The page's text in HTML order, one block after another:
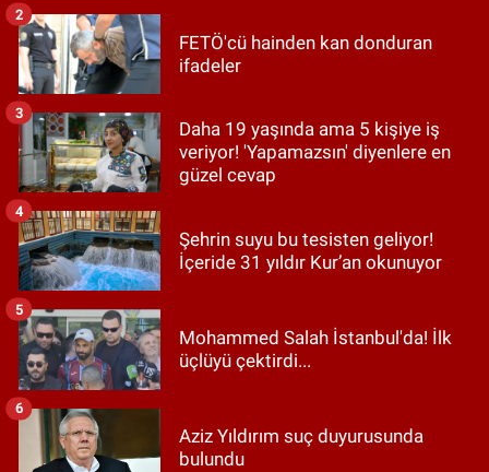
FETÖ'cü hainden kan donduran
ifadeler
2
Daha 19 yaşında ama 5 kişiye iş
veriyor! 'Yapamazsın' diyenlere en
güzel cevap
3
Şehrin suyu bu tesisten geliyor!
İçeride 31 yıldır Kur’an okunuyor
4
Mohammed Salah İstanbul'da! İlk
üçlüyü çektirdi...
5
Aziz Yıldırım suç duyurusunda
bulundu
6